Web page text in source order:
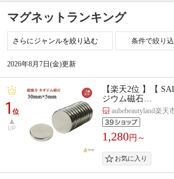
マグネットランキング
条件で絞り
2026年8月7日(金)更新
1位
UP
【楽天2位 】【
ジウム磁石…
aubebeautyland楽天
1,280円～